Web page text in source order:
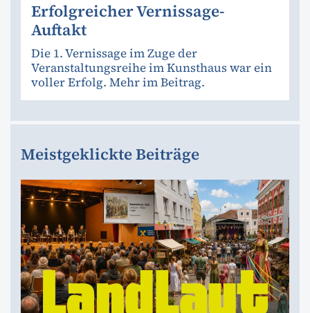
Erfolgreicher Vernissage-
Auftakt
Die 1. Vernissage im Zuge der
Veranstaltungsreihe im Kunsthaus war ein
voller Erfolg. Mehr im Beitrag.
Meistgeklickte Beiträge